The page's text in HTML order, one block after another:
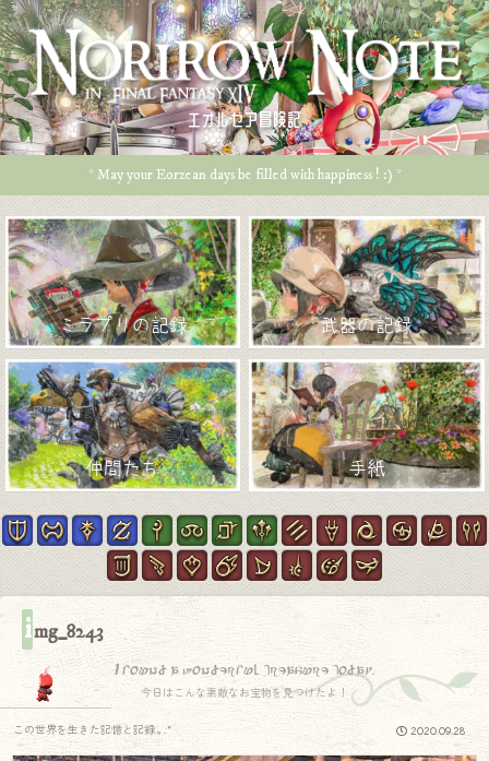
エオルゼア冒険記
* May your Eorzean days be filled with happiness ! :) *
ミラプリの記録 武器の記録
仲間たち 手紙
img_8243
I found a wonderful treasure today.
今日はこんな素敵なお宝物を見つけたよ！
2020.09.28
この世界を生きた記憶と記録.｡.:*